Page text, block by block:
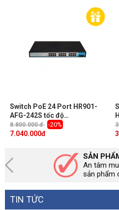
Switch PoE 24 Port HR901-
AFG-242S tốc độ
10/100/1000M, 2 Uplink SFP,
công suất tổng 400W, Led
8.800.000 đ -20%
7.040.000đ
SẢN
An tâm
sản phẩm
TIN TỨC